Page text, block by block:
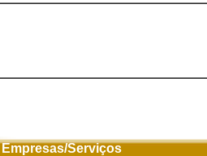
Empresas/Serviços